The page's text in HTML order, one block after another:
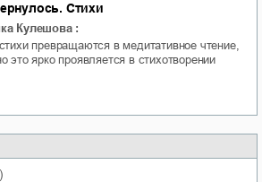
Стихи
Кулешова :
превращаются в медитативное чтение,
это ярко проявляется в стихотворении